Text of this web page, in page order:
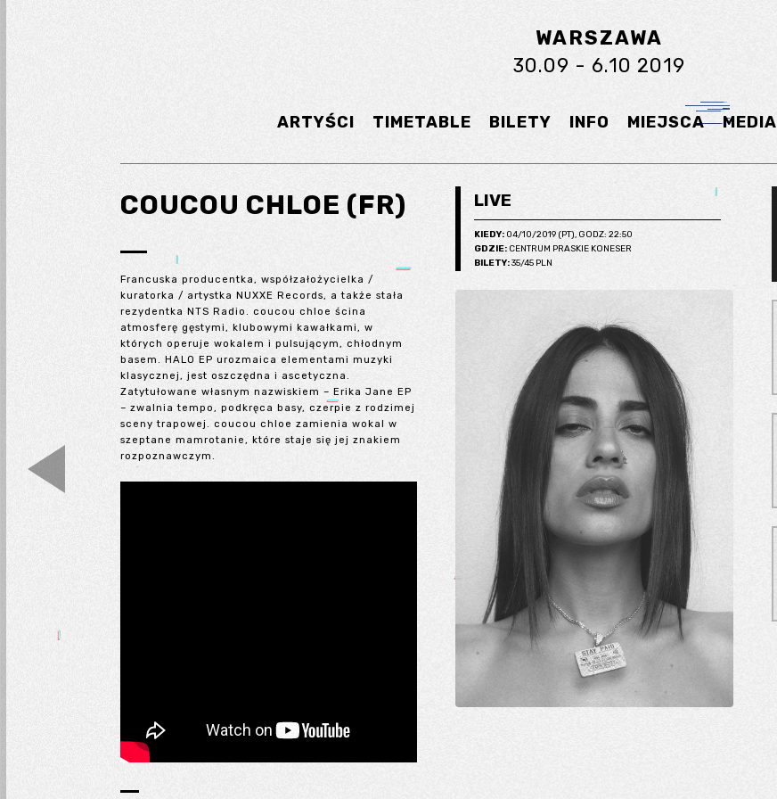
WARSZAWA
30.09 - 6.10 2019
ARTYŚCI TIMETABLE BILETY INFO MIEJSCA MEDIA
COUCOU CHLOE (FR)
Francuska producentka, współzałożycielka /
kuratorka / artystka NUXXE Records, a także stała
rezydentka NTS Radio. coucou chloe ścina
atmosferę gęstymi, klubowymi kawałkami, w
których operuje wokalem i pulsującym, chłodnym
basem. HALO EP urozmaica elementami muzyki
klasycznej, jest oszczędna i ascetyczna.
Zatytułowane własnym nazwiskiem – Erika Jane EP
– zwalnia tempo, podkręca basy, czerpie z rodzimej
sceny trapowej. coucou chloe zamienia wokal w
szeptane mamrotanie, które staje się jej znakiem
rozpoznawczym.
LIVE
KIEDY: 04/10/2019 (PT), GODZ: 22:50
GDZIE: CENTRUM PRASKIE KONESER
BILETY:35/45 PLN